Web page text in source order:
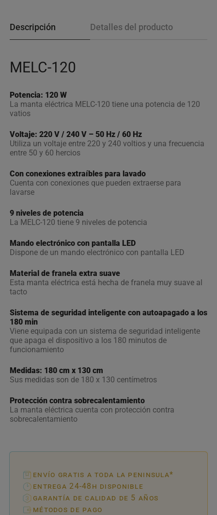
Descripción Detalles del producto
MELC-120
Potencia: 120 W
La manta eléctrica MELC-120 tiene una potencia de 120
vatios
Voltaje: 220 V / 240 V – 50 Hz / 60 Hz
Utiliza un voltaje entre 220 y 240 voltios y una frecuencia
entre 50 y 60 hercios
Con conexiones extraíbles para lavado
Cuenta con conexiones que pueden extraerse para
lavarse
9 niveles de potencia
La MELC-120 tiene 9 niveles de potencia
Mando electrónico con pantalla LED
Dispone de un mando electrónico con pantalla LED
Material de franela extra suave
Esta manta eléctrica está hecha de franela muy suave al
tacto
Sistema de seguridad inteligente con autoapagado a los
180 min
Viene equipada con un sistema de seguridad inteligente
que apaga el dispositivo a los 180 minutos de
funcionamiento
Medidas: 180 cm x 130 cm
Sus medidas son de 180 x 130 centímetros
Protección contra sobrecalentamiento
La manta eléctrica cuenta con protección contra
sobrecalentamiento
envío gratis a toda la peninsula*
entrega 24-48h disponible
garantía de calidad de 5 años
métodos de pago